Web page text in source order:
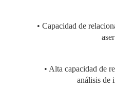
• Capacidad de
• Alta capacidad de
análisis de